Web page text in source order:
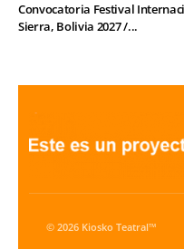
Convocatoria Festival
Sierra, Bolivia 2027 /...
© 2026 Kiosko Teatral™